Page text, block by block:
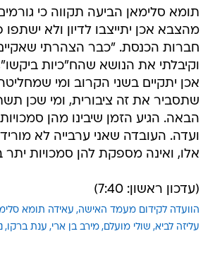
תומא סלימאן הביעה תקווה כי
מהצבא אכן יתייצבו לדיון ולא
חברות הכנסת. "כבר הצהרתי שאקיים
וקיבלתי את הנושא שהח"כיות
אכן יתקיים בשני הקרוב ומי
שתסביר את זה ציבורית, ומי שכן
הבאה. הגיע הזמן שיבינו מהן
ועדה. העובדה שאני ערבייה לא
אלו, ואינה מספקת להן סמכויות יתר
(עדכון ראשון: 7:40)
הוועדה לקידום מעמד האישה עאידה תומא
עליזה לביא שולי מועלם מירב בן ארי ענת ברקו